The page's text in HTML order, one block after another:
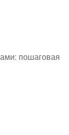
пошаговая